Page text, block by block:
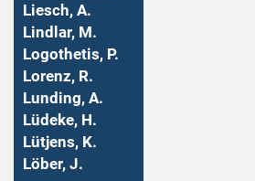
Liesch, A.
Lindlar, M.
Logothetis, P.
Lorenz, R.
Lunding, A.
Lüdeke, H.
Lütjens, K.
Löber, J.